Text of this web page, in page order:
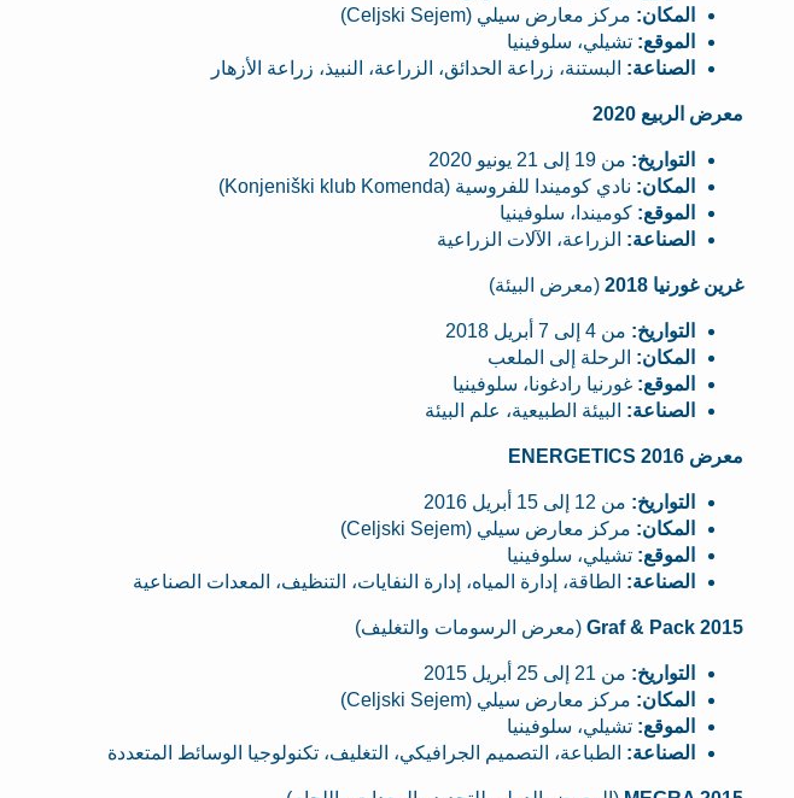
المكان: مركز معارض سيلي (Celjski Sejem)
الموقع: تشيلي، سلوفينيا
الصناعة: البستنة، زراعة الحدائق، الزراعة، النبيذ، زراعة الأزهار
معرض الربيع 2020
التواريخ: من 19 إلى 21 يونيو 2020
المكان: نادي كوميندا للفروسية (Konjeniški klub Komenda)
الموقع: كوميندا، سلوفينيا
الصناعة: الزراعة، الآلات الزراعية
غرين غورنيا 2018 (معرض البيئة)
التواريخ: من 4 إلى 7 أبريل 2018
المكان: الرحلة إلى الملعب
الموقع: غورنيا رادغونا، سلوفينيا
الصناعة: البيئة الطبيعية، علم البيئة
معرض ENERGETICS 2016
التواريخ: من 12 إلى 15 أبريل 2016
المكان: مركز معارض سيلي (Celjski Sejem)
الموقع: تشيلي، سلوفينيا
الصناعة: الطاقة، إدارة المياه، إدارة النفايات، التنظيف، المعدات الصناعية
Graf & Pack 2015 (معرض الرسومات والتغليف)
التواريخ: من 21 إلى 25 أبريل 2015
المكان: مركز معارض سيلي (Celjski Sejem)
الموقع: تشيلي، سلوفينيا
الصناعة: الطباعة، التصميم الجرافيكي، التغليف، تكنولوجيا الوسائط المتعددة